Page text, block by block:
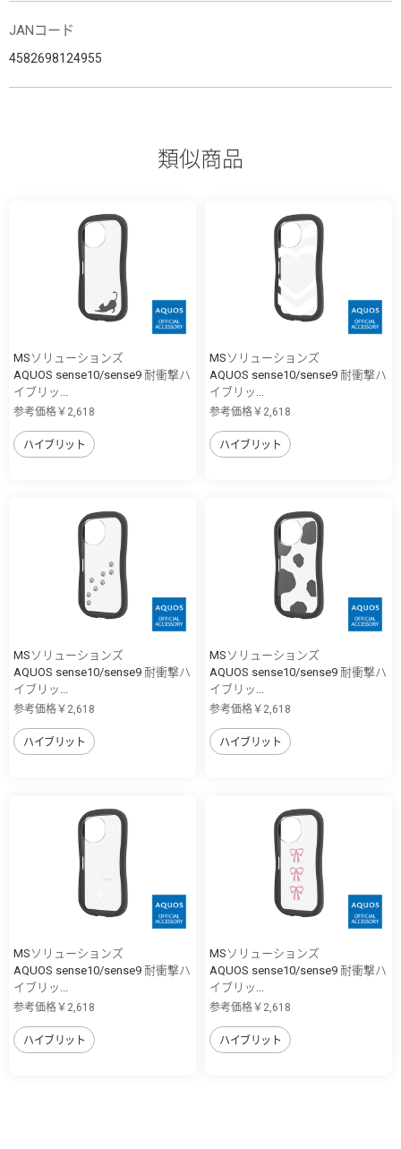
JANコード
4582698124955
類似商品
MSソリューションズ
AQUOS sense10/sense9 耐衝撃ハ
イブリッ...
参考価格￥2,618
ハイブリット
MSソリューションズ
AQUOS sense10/sense9 耐衝撃ハ
イブリッ...
参考価格￥2,618
ハイブリット
MSソリューションズ
AQUOS sense10/sense9 耐衝撃ハ
イブリッ...
参考価格￥2,618
ハイブリット
MSソリューションズ
AQUOS sense10/sense9 耐衝撃ハ
イブリッ...
参考価格￥2,618
ハイブリット
MSソリューションズ
AQUOS sense10/sense9 耐衝撃ハ
イブリッ...
参考価格￥2,618
ハイブリット
MSソリューションズ
AQUOS sense10/sense9 耐衝撃ハ
イブリッ...
参考価格￥2,618
ハイブリット